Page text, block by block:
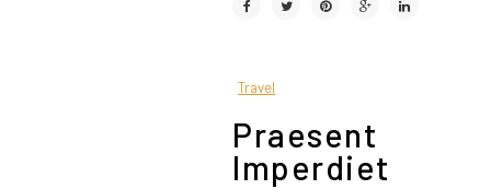
Travel
Praesent
Imperdiet